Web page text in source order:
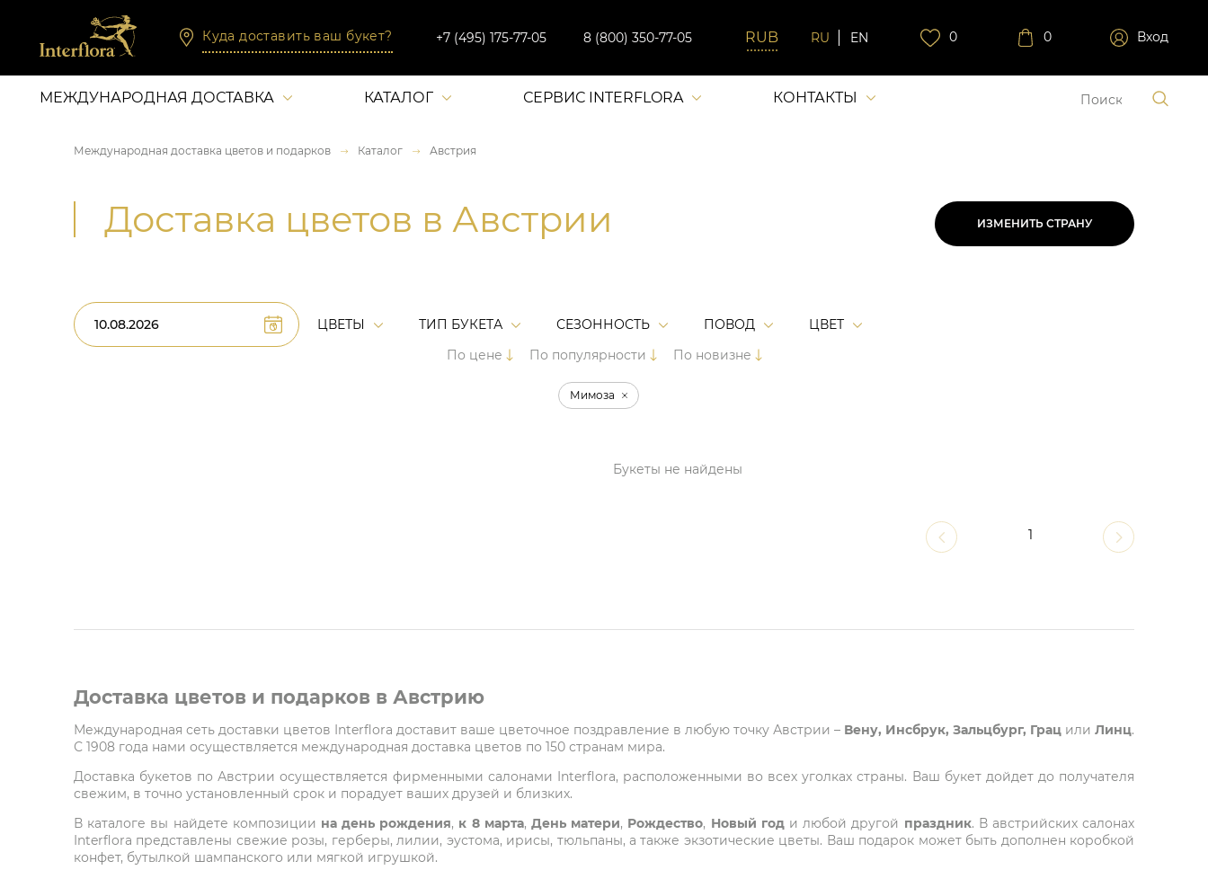
Куда доставить ваш букет? +7 (495) 175-77-05 8 (800) 350-77-05 RU EN 0 0 Вход
МЕЖДУНАРОДНАЯ ДОСТАВКА КАТАЛОГ СЕРВИС INTERFLORA КОНТАКТЫ
Международная доставка цветов и подарков Каталог Австрия
Доставка цветов в Австрии ИЗМЕНИТЬ СТРАНУ
ЦВЕТЫ ТИП БУКЕТА СЕЗОННОСТЬ ПОВОД
ЦВЕТ
По цене
По популярности По новизне
Мимоза
Букеты не найдены
1
Доставка цветов и подарков в Австрию
Международная сеть доставки цветов Interflora доставит ваше цветочное поздравление в любую точку Австрии – Вену, Инсбрук, Зальцбург, Грац или Линц.
С 1908 года нами осуществляется международная доставка цветов по 150 странам мира.
Доставка букетов по Австрии осуществляется фирменными салонами Interflora, расположенными во всех уголках страны. Ваш букет дойдет до получателя
свежим, в точно установленный срок и порадует ваших друзей и близких.
В каталоге вы найдете композиции на день рождения, к 8 марта,День матери, Рождество, Новый годи любой другой праздник. В австрийских салонах
Interflora представлены свежие розы, герберы, лилии, эустома, ирисы, тюльпаны, а также экзотические цветы. Ваш подарок может быть дополнен коробкой
конфет, бутылкой шампанского или мягкой игрушкой.